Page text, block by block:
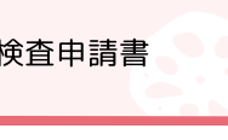
査申請書